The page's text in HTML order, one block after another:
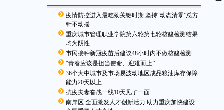
疫情防控进入最吃劲关键时期 坚持“动态清零”总方
针不动摇
重庆城市管理职业学院第六轮第七轮核酸检测结果
均为阴性
市民接种新冠疫苗后建议48小时内不做核酸检测
“青春应该是担当使命、迎难而上”
36个大中城市及市场易波动地区成品粮油库存保障
能力20天以上
抗疫夫妻奋战一线10天见了一面
南岸区 全面激发人才创新活力 助力重庆加快建设